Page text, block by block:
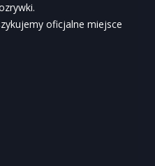
oficjalne miejsce